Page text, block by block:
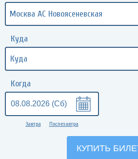
Москва АС Новоясеневская
Куда
Когда
Завтра Послезавтра